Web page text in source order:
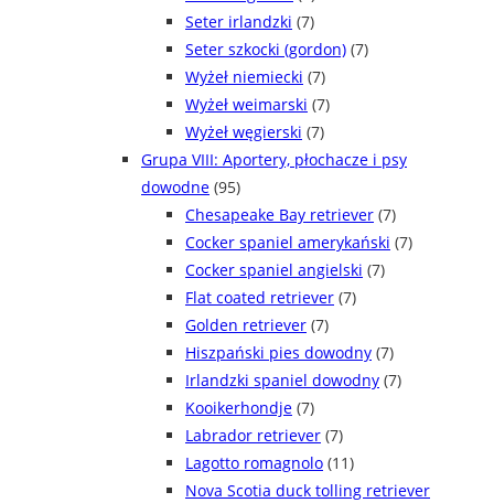
Seter irlandzki (7)
Seter szkocki (gordon) (7)
Wyżeł niemiecki (7)
Wyżeł weimarski (7)
Wyżeł węgierski (7)
Grupa VIII: Aportery, płochacze i psy
dowodne (95)
Chesapeake Bay retriever (7)
Cocker spaniel amerykański (7)
Cocker spaniel angielski (7)
Flat coated retriever (7)
Golden retriever (7)
Hiszpański pies dowodny (7)
Irlandzki spaniel dowodny (7)
Kooikerhondje (7)
Labrador retriever (7)
Lagotto romagnolo (11)
Nova Scotia duck tolling retriever